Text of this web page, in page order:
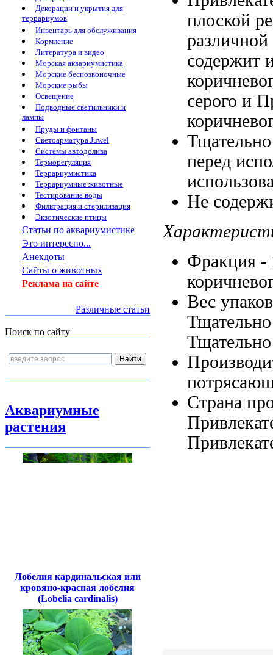
Декорации и укрытия для
террариумов
Инвентарь для обслуживания
Кормление
Литература и видео
Морская аквариумистика
Морские беспозвоночные
Морские рыбы
Освещение
Подводные светильники и
лампы
Пруды и фонтаны
Светоарматура Juwel
Системы автодолива
Терморегуляция
Террариумистика
Террариумные животные
Тестирование воды
Фильтрация и стерилизация
Экзотические птицы
Статьи по аквариумистике
Это интересно...
Анекдоты
Сайты о животных
Реклама на сайте
Различные статьи
Поиск по сайту
Аквариумные
растения
Лобелия кардинальская или
кровяно-красная лобелия
(Lobelia cardinalis)
плоской
различной
содержит
серого и
перед
Не
Фракция -
Вес
Тщательно
Страна